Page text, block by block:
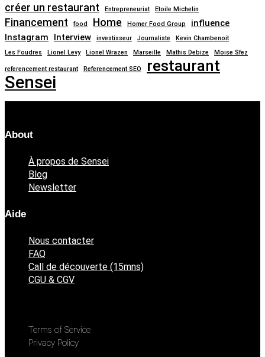
créer un restaurant
Entrepreneuriat Etoile Michelin
Financement food Home Homer Food Group
influence
Instagram
Interview investisseur Journaliste
Kevin Chambenoit
Les Foudres
Lionel Levy Lionel Wrazen Marseille Mathis Debize Moise Sfez
referencement restaurant Referencement SEO restaurant
Sensei
About
À propos de Sensei
Blog
Newsletter
Aide
Nous contacter
FAQ
Call de découverte (15mns)
CGU & CGV
Terms of Service
Privacy Policy